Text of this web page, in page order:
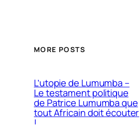
MORE POSTS
L’utopie de Lumumba –
Le testament politique
de Patrice Lumumba que
tout Africain doit écouter